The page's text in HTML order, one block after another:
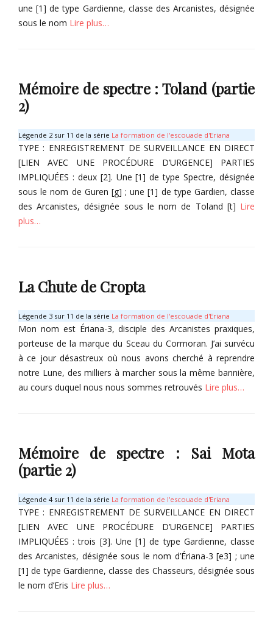
une [1] de type Gardienne, classe des Arcanistes, désignée
sous le nom Lire plus…
a
é
d
e
L
u
n
a
E
n
a
3
,
E
r
i
Mémoire de spectre : Toland (partie
2)
Légende 2 sur 11 de la série La formation de l'escouade d'Eriana
TYPE : ENREGISTREMENT DE SURVEILLANCE EN DIRECT
[LIEN AVEC UNE PROCÉDURE D’URGENCE] PARTIES
IMPLIQUÉES : deux [2]. Une [1] de type Spectre, désignée
sous le nom de Guren [g] ; une [1] de type Gardien, classe
des Arcanistes, désignée sous le nom de Toland [t] Lire
plus…
a
é
s
e
L
u
n
l
a
n
La Chute de Cropta
Légende 3 sur 11 de la série La formation de l'escouade d'Eriana
Mon nom est Ériana-3, disciple des Arcanistes praxiques,
porteuse de la marque du Sceau du Cormoran. J’ai survécu
à ce jour désastreux où nous avons cherché à reprendre
notre Lune, des milliers à marcher sous la même bannière,
au cours duquel nous nous sommes retrouvés Lire plus…
i
m
o
r
e
Tags
C
r
o
p
Mémoire de spectre : Sai Mota
(partie 2)
Légende 4 sur 11 de la série La formation de l'escouade d'Eriana
TYPE : ENREGISTREMENT DE SURVEILLANCE EN DIRECT
[LIEN AVEC UNE PROCÉDURE D’URGENCE] PARTIES
IMPLIQUÉES : trois [3]. Une [1] de type Gardienne, classe
des Arcanistes, désignée sous le nom d’Ériana-3 [e3] ; une
[1] de type Gardienne, classe des Chasseurs, désignée sous
le nom d’Eris Lire plus…